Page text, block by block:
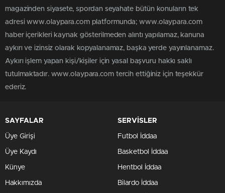
magazinden siyasete, spordan seyahate bütün konuların tek
adresi www.olaypara.com platformunda; www.olaypara.com
haber içerikleri kaynak gösterilmeden alıntı yapılamaz, kanuna
aykırı ve izinsiz olarak kopyalanamaz, başka yerde yayınlanamaz.
Aykırı işlem yapan kişi/kişiler için yasal başvuru hakkı saklı
tutulmaktadır. www.olaypara.com tercih ettiğiniz için teşekkür
ederiz.
SAYFALAR
Üye Girişi
Üye Kaydı
Künye
Hakkımızda
SERVİSLER
Futbol İddaa
Basketbol İddaa
Hentbol İddaa
Bilardo İddaa